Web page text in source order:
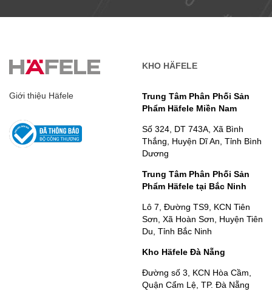
Giới thiệu Häfele
KHO HÄFELE
Trung Tâm Phân Phối Sản
Phẩm Häfele Miền Nam
Số 324, DT 743A, Xã Bình
Thắng, Huyện Dĩ An, Tỉnh Bình
Dương
Trung Tâm Phân Phối Sản
Phẩm Häfele tại Bắc Ninh
Lô 7, Đường TS9, KCN Tiên
Sơn, Xã Hoàn Sơn, Huyện Tiên
Du, Tỉnh Bắc Ninh
Kho Häfele Đà Nẵng
Đường số 3, KCN Hòa Cầm,
Quận Cẩm Lệ, TP. Đà Nẵng